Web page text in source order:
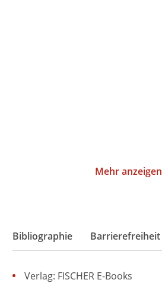
Mehr anzeigen
Bibliographie Barrierefreiheit
Verlag: FISCHER E-Books